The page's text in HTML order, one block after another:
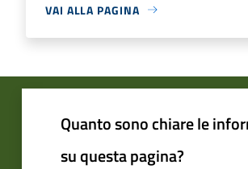
VAI ALLA PAGINA
Quanto sono chiare le
su questa pagina?